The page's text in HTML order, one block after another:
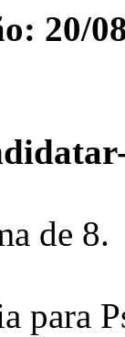
20/
de 8.
para